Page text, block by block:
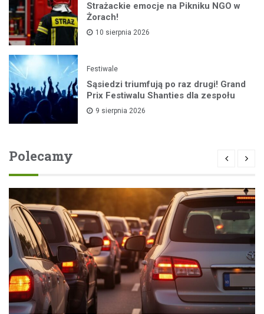
Strażackie emocje na Pikniku NGO w
Żorach!
10 sierpnia 2026
Festiwale
Sąsiedzi triumfują po raz drugi! Grand
Prix Festiwalu Shanties dla zespołu
9 sierpnia 2026
Polecamy